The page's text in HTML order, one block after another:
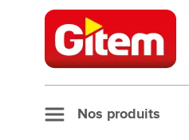
Allez au contenu
Nos produits